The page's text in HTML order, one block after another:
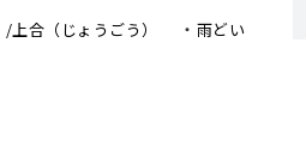
合（じょうごう）
雨どい